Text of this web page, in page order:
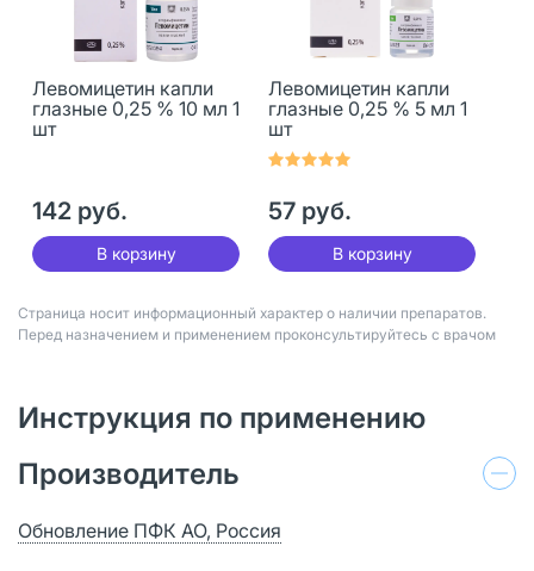
Левомицетин капли
глазные 0,25 % 10 мл 1
шт
142 руб.
В корзину
Левомицетин капли
глазные 0,25 % 5 мл 1
шт
57 руб.
В корзину
Страница носит информационный характер о наличии препаратов.
Перед назначением и применением проконсультируйтесь с врачом
Инструкция по применению
Производитель
Обновление ПФК АО, Россия